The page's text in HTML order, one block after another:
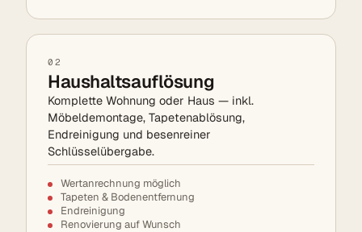
02
Haushaltsauflösung
Komplette Wohnung oder Haus — inkl.
Möbeldemontage, Tapetenablösung,
Endreinigung und besenreiner
Schlüsselübergabe.
Wertanrechnung möglich
Tapeten & Bodenentfernung
Endreinigung
Renovierung auf Wunsch